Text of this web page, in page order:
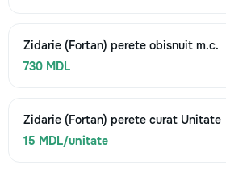
Zidarie (Fortan) perete obisnuit m.c.
730 MDL
Zidarie (Fortan) perete curat Unitate
15 MDL/unitate